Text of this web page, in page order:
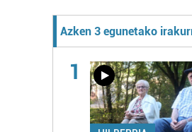
Azken 3 egunetako
1